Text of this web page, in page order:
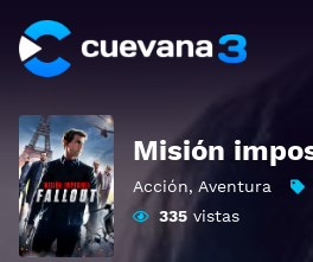
Misión
Acción, Aventura
335 vistas